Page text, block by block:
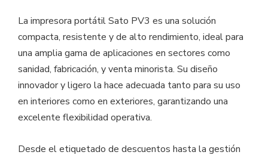
La impresora portátil Sato PV3 es una solución
compacta, resistente y de alto rendimiento, ideal para
una amplia gama de aplicaciones en sectores como
sanidad, fabricación, y venta minorista. Su diseño
innovador y ligero la hace adecuada tanto para su uso
en interiores como en exteriores, garantizando una
excelente flexibilidad operativa.
Desde el etiquetado de descuentos hasta la gestión